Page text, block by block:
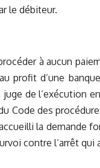
le débiteur.
à aucun
profit d’une
de l’exécution
Code des
la demande
contre l’arrêt